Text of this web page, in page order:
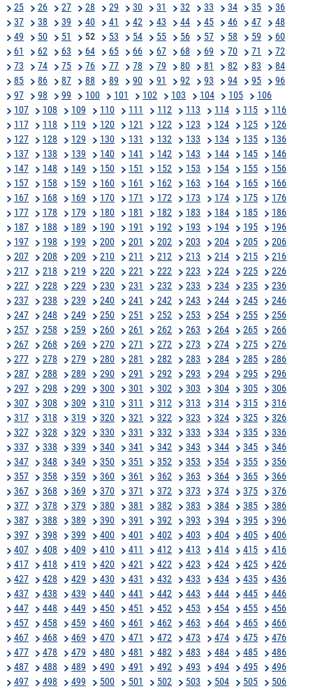
25
26 27 28 29 30 31 32 33 34 35
36
37
38 39 40 41 42 43 44 45 46 47
48
49
50 51 52 53 54 55 56 57 58 59
60
61
62 63 64 65 66 67 68 69 70 71
72
73
74 75 76 77 78 79 80 81 82 83
84
85
86 87 88 89 90 91 92 93 94 95
96
97
98 99 100 101 102 103 104 105
106
107
108 109 110 111 112 113 114 115
116
117
118 119 120 121 122 123 124 125
126
127
128 129 130 131 132 133 134 135
136
137
138 139 140 141 142 143 144 145
146
147
148 149 150 151 152 153 154 155
156
157
158 159 160 161 162 163 164 165
166
167
168 169 170 171 172 173 174 175
176
177
178 179 180 181 182 183 184 185
186
187
188 189 190 191 192 193 194 195
196
197
198 199 200 201 202 203 204 205
206
207
208 209 210 211 212 213 214 215
216
217
218 219 220 221 222 223 224 225
226
227
228 229 230 231 232 233 234 235
236
237
238 239 240 241 242 243 244 245
246
247
248 249 250 251 252 253 254 255
256
257
258 259 260 261 262 263 264 265
266
267
268 269 270 271 272 273 274 275
276
277
278 279 280 281 282 283 284 285
286
287
288 289 290 291 292 293 294 295
296
297
298 299 300 301 302 303 304 305
306
307
308 309 310 311 312 313 314 315
316
317
318 319 320 321 322 323 324 325
326
327
328 329 330 331 332 333 334 335
336
337
338 339 340 341 342 343 344 345
346
347
348 349 350 351 352 353 354 355
356
357
358 359 360 361 362 363 364 365
366
367
368 369 370 371 372 373 374 375
376
377
378 379 380 381 382 383 384 385
386
387
388 389 390 391 392 393 394 395
396
397
398 399 400 401 402 403 404 405
406
407
408 409 410 411 412 413 414 415
416
417
418 419 420 421 422 423 424 425
426
427
428 429 430 431 432 433 434 435
436
437
438 439 440 441 442 443 444 445
446
447
448 449 450 451 452 453 454 455
456
457
458 459 460 461 462 463 464 465
466
467
468 469 470 471 472 473 474 475
476
477
478 479 480 481 482 483 484 485
486
487
488 489 490 491 492 493 494 495
496
497
498 499 500 501 502 503 504 505 506